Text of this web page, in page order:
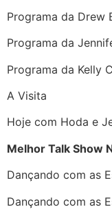
Programa da Drew
Programa da
Programa da Kelly
A Visita
Hoje com Hoda e
Melhor Talk Show
Dançando com as
Dançando com as